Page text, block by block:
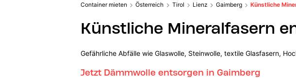
Container mieten Österreich Tirol Lienz Gaimberg Künstliche
Künstliche Mineralfasern
Gefährliche Abfälle wie Glaswolle, Steinwolle, textile Glasfasern,
Jetzt Dämmwolle entsorgen in Gaimberg